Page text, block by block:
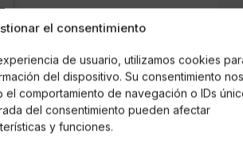
el consentimiento
de usuario, utilizamos cookies
del dispositivo. Su consentimiento nos
el comportamiento de navegación o IDs
del consentimiento pueden afectar
y funciones.
o no, se encontraba
sobre acudir pero al
a sus familiares de no
Según el propio Kiko
las órdenes venían
nadie" y únicamente se